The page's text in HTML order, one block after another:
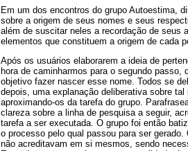
Em um dos encontros do grupo Autoestima,
sobre a origem de seus nomes e seus
além de suscitar neles a recordação de seus
elementos que constituem a origem de cada
Após os usuários elaborarem a ideia de
hora de caminharmos para o segundo
objetivo fazer nascer esse nome. Todos se
depois, uma explanação deliberativa sobre
aproximando-os da tarefa do grupo.
clareza sobre a linha de pesquisa a seguir,
tarefa a ser executada. O grupo foi então
o processo pelo qual passou para ser
não acreditavam em si mesmos, sendo